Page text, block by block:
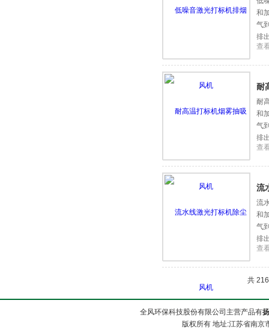
和
气
排
查
耐
耐
和
气
排
查
流
流
和
气
排
查
共
全风环保科技股份有限公司主营产品有
版权所有 地址:江苏省南